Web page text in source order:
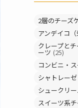
2層のチーズ
アンデイコ（
クレープと
ーツ (25)
コンビニ・
シャトレーゼ
シュークリ
スイーツ系